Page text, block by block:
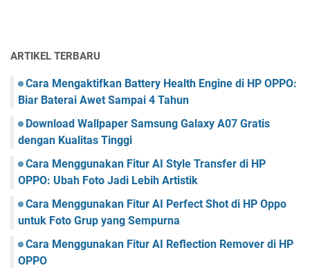
ARTIKEL TERBARU
Cara Mengaktifkan Battery Health Engine di HP OPPO:
Biar Baterai Awet Sampai 4 Tahun
Download Wallpaper Samsung Galaxy A07 Gratis
dengan Kualitas Tinggi
Cara Menggunakan Fitur AI Style Transfer di HP
OPPO: Ubah Foto Jadi Lebih Artistik
Cara Menggunakan Fitur AI Perfect Shot di HP Oppo
untuk Foto Grup yang Sempurna
Cara Menggunakan Fitur AI Reflection Remover di HP
OPPO